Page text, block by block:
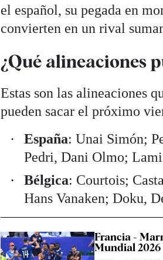
el español, su pegada en
convierten en un rival
¿Qué alineaciones
Estas son las alineaciones
pueden sacar el próximo
España: Unai Simón;
Pedri, Dani Olmo;
Bélgica: Courtois;
Hans Vanaken; Doku,
Francia -
Mundial 2026